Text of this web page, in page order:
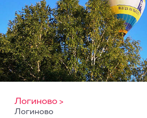
Логиново >
Логиново